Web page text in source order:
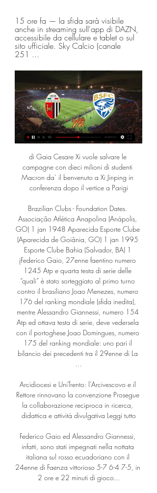
15 ore fa — la sfida sarà visibile
anche in streaming sull'app di DAZN,
accessibile da cellulare e tablet o sul
sito ufficiale. Sky Calcio (canale
251 ...
di Gaia Cesare Xi vuole salvare le
campagne con dieci milioni di studenti
Macron da’ il benvenuto a Xi Jinping in
conferenza dopo il vertice a Parigi
Brazilian Clubs - Foundation Dates.
Associação Atlética Anapolina (Anápolis,
GO) 1 jan 1948 Aparecida Esporte Clube
(Aparecida de Goiânia, GO) 1 jan 1995
Esporte Clube Bahia (Salvador, BA) 1
jFederico Gaio, 27enne faentino numero
1245 Atp e quarta testa di serie delle
“quali” è stato sorteggiato al primo turno
contro il brasiliano Joao Menezes, numero
176 del ranking mondiale (sfida inedita),
mentre Alessandro Giannessi, numero 154
Atp ed ottava testa di serie, deve vedersela
con il portoghese Joao Domingues, numero
175 del ranking mondiale: uno pari il
bilancio dei precedenti tra il 29enne di La
…
Arcidiocesi e UniTrento: l’Arcivescovo e il
Rettore rinnovano la convenzione Prosegue
la collaborazione reciproca in ricerca,
didattica e attività divulgativa Leggi tutto
Federico Gaio ed Alessandro Giannessi,
infatti, sono stati impegnati nella nottata
italiana sul rosso ecuadoriano con il
24enne di Faenza vittorioso 5-7 6-4 7-5, in
2 ore e 22 minuti di gioco...